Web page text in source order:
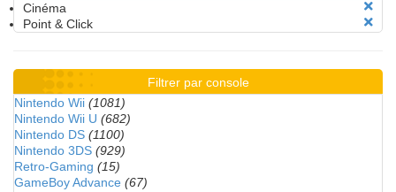
Cinéma
Point & Click
Filtrer par console
Nintendo Wii (1081)
Nintendo Wii U (682)
Nintendo DS (1100)
Nintendo 3DS (929)
Retro-Gaming (15)
GameBoy Advance (67)